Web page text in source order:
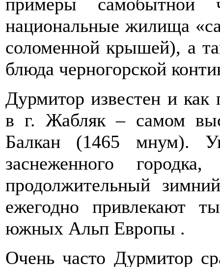
примеры самобытной
национальные жилища
соломенной крышей), а
блюда черногорской
Дурмитор известен и
в г. Жабляк – самом
Балкан (1465 мнум).
заснеженного
продолжительный
ежегодно привлекают
южных Альп Европы .
Очень часто Дурмитор